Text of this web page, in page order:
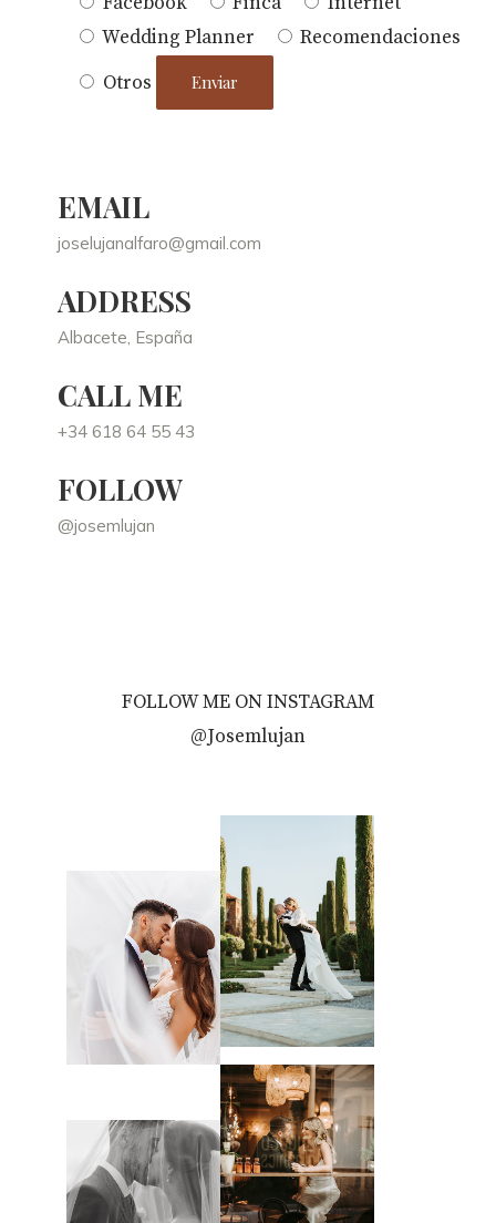
Wedding Planner
Recomendaciones
Otros
EMAIL
joselujanalfaro@gmail.com
ADDRESS
Albacete, España
CALL ME
+34 618 64 55 43
FOLLOW
@josemlujan
FOLLOW ME ON INSTAGRAM
@Josemlujan